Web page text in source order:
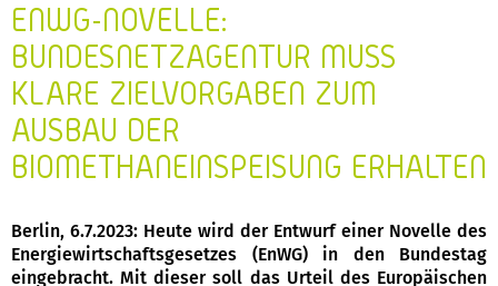
ENWG-NOVELLE:
BUNDESNETZAGENTUR MUSS
KLARE ZIELVORGABEN ZUM
AUSBAU DER
BIOMETHANEINSPEISUNG ERHALTEN
Berlin, 6.7.2023: Heute wird der Entwurf einer Novelle des
Energiewirtschaftsgesetzes
(EnWG) in den Bundestag
eingebracht. Mit dieser soll das Urteil des Europäischen